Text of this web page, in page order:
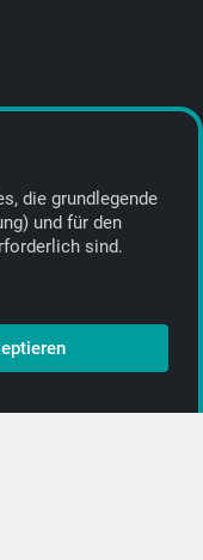
die grund­legende
und für den
sind.